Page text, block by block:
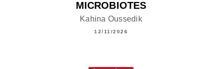
MICROBIOTES
Kahina Oussedik
12/11/2026